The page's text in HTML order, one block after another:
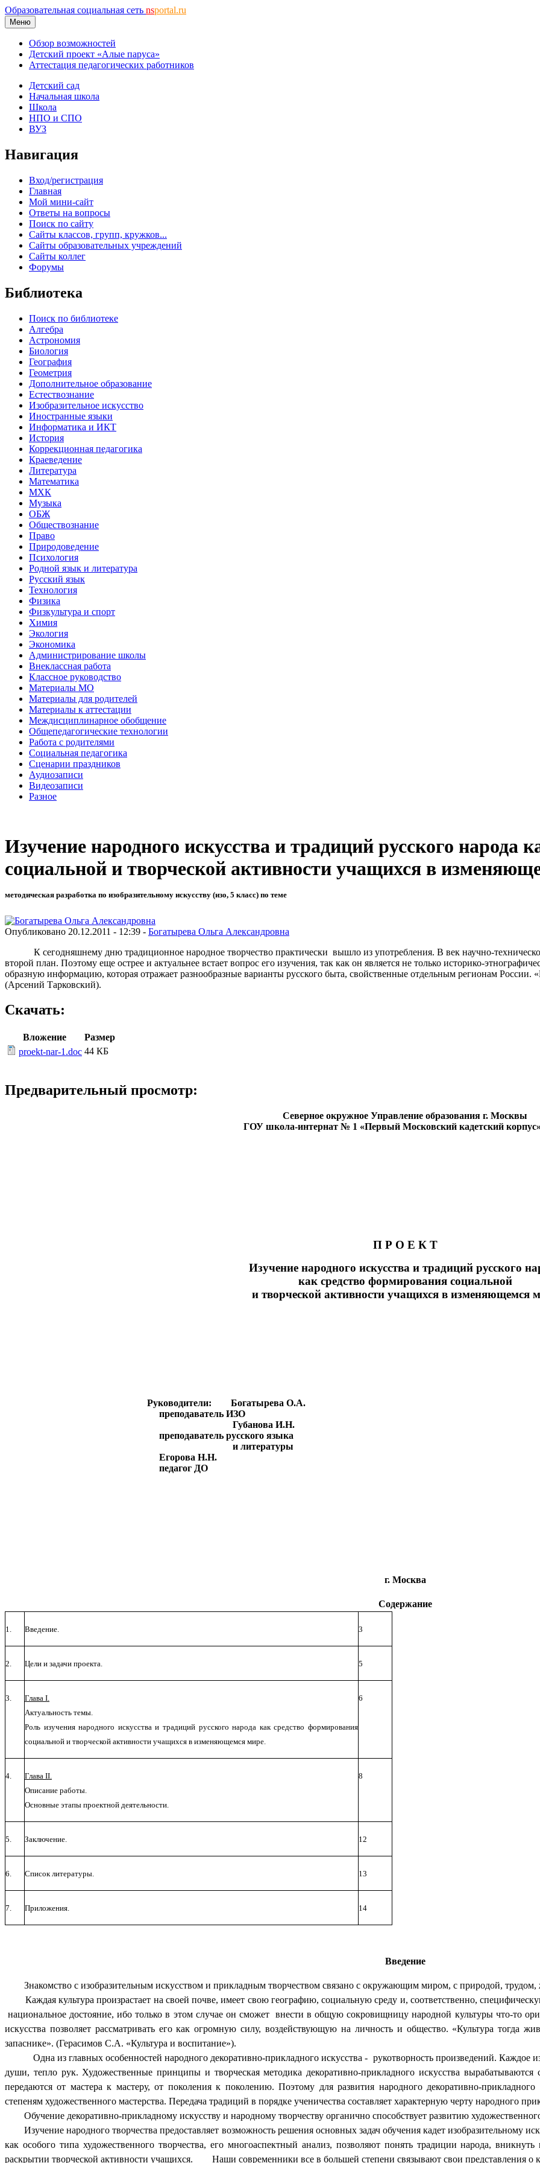
Образовательная социальная сеть nsportal.ru
Меню
Обзор возможностей
Детский проект «Алые паруса»
Аттестация педагогических работников
Детский сад
Начальная школа
Школа
НПО и СПО
ВУЗ
Навигация
Вход/регистрация
Главная
Мой мини-сайт
Ответы на вопросы
Поиск по сайту
Сайты классов, групп, кружков...
Сайты образовательных учреждений
Сайты коллег
Форумы
Библиотека
Поиск по библиотеке
Алгебра
Астрономия
Биология
География
Геометрия
Дополнительное образование
Естествознание
Изобразительное искусство
Иностранные языки
Информатика и ИКТ
История
Коррекционная педагогика
Краеведение
Литература
Математика
МХК
Музыка
ОБЖ
Обществознание
Право
Природоведение
Психология
Родной язык и литература
Русский язык
Технология
Физика
Физкультура и спорт
Химия
Экология
Экономика
Администрирование школы
Внеклассная работа
Классное руководство
Материалы МО
Материалы для родителей
Материалы к аттестации
Междисциплинарное обобщение
Общепедагогические технологии
Работа с родителями
Социальная педагогика
Сценарии праздников
Аудиозаписи
Видеозаписи
Разное
Изучение народного искусства и традиций русского народа
социальной и творческой активности учащихся в
методическая разработка по изобразительному искусству (изо, 5 класс) по теме
Опубликовано 20.12.2011 - 12:39 - Богатырева Ольга Александровна
К сегодняшнему дню традиционное народное творчество практически вышло из употребления. В век научно-
второй план. Поэтому еще острее и актуальнее встает вопрос его изучения, так как он является не только историко-
образную информацию, которая отражает разнообразные варианты русского быта, свойственные отдельным регионам России.
(Арсений Тарковский).
Скачать:
Вложение
Размер
proekt-nar-1.doc 44 КБ
Предварительный просмотр:
Северное окружное Управление образования г. Москвы
ГОУ школа-интернат № 1 «Первый Московский кадетский
П Р О Е К Т
Изучение народного искусства и традиций русского
как средство формирования социальной
и творческой активности учащихся в изменяющемся
Руководители: Богатырева О.А.
преподаватель ИЗО
Губанова И.Н.
преподаватель русского языка
и литературы
Егорова Н.Н.
педагог ДО
г. Москва
Содержание
1. Введение. 3
2. Цели и задачи проекта. 5
3.
Глава I.
Актуальность темы.
Роль изучения народного искусства и традиций русского народа как средство формирования
социальной и творческой активности учащихся в изменяющемся мире.
6
4.
Глава II.
Описание работы.
Основные этапы проектной деятельности.
8
5. Заключение. 12
6. Список литературы. 13
7. Приложения. 14
Введение
Знакомство с изобразительным искусством и прикладным творчеством связано с окружающим миром, с природой, трудом,
Каждая культура произрастает на своей почве, имеет свою географию, социальную среду и, соответственно,
национальное достояние, ибо только в этом случае он сможет внести в общую сокровищницу народной культуры что-то
искусства позволяет рассматривать его как огромную силу, воздействующую на личность и общество. «Культура тогда
запаснике». (Герасимов С.А. «Культура и воспитание»).
Одна из главных особенностей народного декоративно-прикладного искусства - рукотворность произведений. Каждое
души, тепло рук. Художественные принципы и творческая методика декоративно-прикладного искусства
передаются от мастера к мастеру, от поколения к поколению. Поэтому для развития народного декоративно-
степеням художественного мастерства. Передача традиций в порядке ученичества составляет характерную черту народного
Обучение декоративно-прикладному искусству и народному творчеству органично способствует развитию
Изучение народного творчества предоставляет возможность решения основных задач обучения кадет изобразительному
как особого типа художественного творчества, его многоаспектный анализ, позволяют понять традиции народа,
раскрытии творческой активности учащихся. Наши современники все в большей степени связывают свои представления о